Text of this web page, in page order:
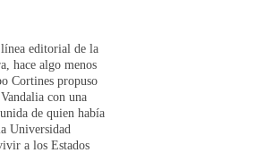
editorial de la
hace algo menos
Cortines propuso
con una
de quien había
Universidad
a los Estados